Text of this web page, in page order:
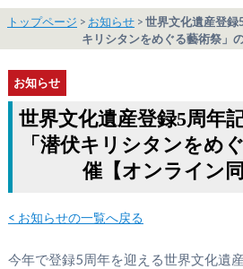
トップページ お知らせ
世界文化遺産登録
キリシタンをめぐる藝術祭」
お知らせ
世界文化遺産登録5周年
「潜伏キリシタンをめ
催【オンライン同
< お知らせの一覧へ戻る
今年で登録5周年を迎える世界文化遺